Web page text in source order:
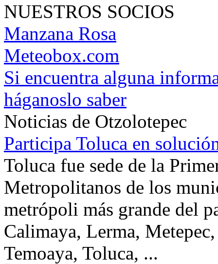
NUESTROS SOCIOS
Manzana Rosa
Meteobox.com
Si encuentra alguna
háganoslo saber
Noticias de Otzolotepec
Participa Toluca en
Toluca fue sede de la
Metropolitanos de los
metrópoli más grande del
Calimaya, Lerma,
Temoaya, Toluca, ...